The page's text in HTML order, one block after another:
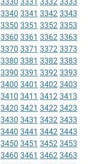
3340 3341 3342 3343
3350 3351 3352 3353
3360 3361 3362 3363
3370 3371 3372 3373
3380 3381 3382 3383
3390 3391 3392 3393
3400 3401 3402 3403
3410 3411 3412 3413
3420 3421 3422 3423
3430 3431 3432 3433
3440 3441 3442 3443
3450 3451 3452 3453
3460 3461 3462 3463